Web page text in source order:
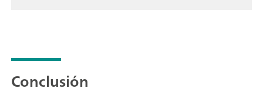
Conclusión